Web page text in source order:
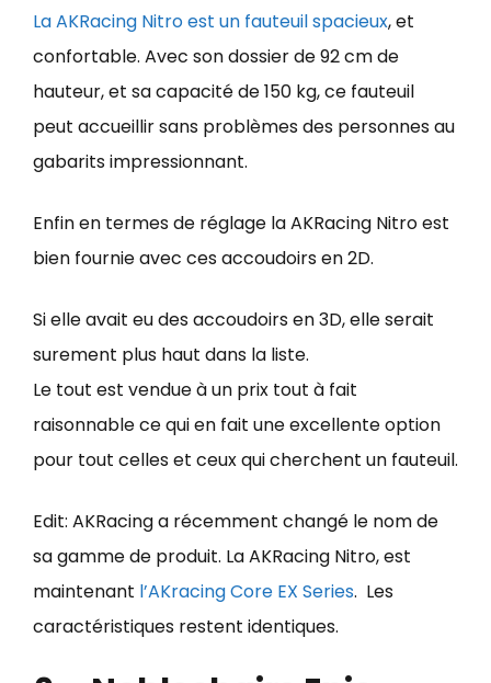
La AKRacing Nitro est un fauteuil spacieux, et
confortable. Avec son dossier de 92 cm de
hauteur, et sa capacité de 150 kg, ce fauteuil
peut accueillir sans problèmes des personnes au
gabarits impressionnant.
Enfin en termes de réglage la AKRacing Nitro est
bien fournie avec ces accoudoirs en 2D.
Si elle avait eu des accoudoirs en 3D, elle serait
surement plus haut dans la liste.
Le tout est vendue à un prix tout à fait
raisonnable ce qui en fait une excellente option
pour tout celles et ceux qui cherchent un fauteuil.
Edit: AKRacing a récemment changé le nom de
sa gamme de produit. La AKRacing Nitro, est
maintenant l’AKracing Core EX Series. Les
caractéristiques restent identiques.